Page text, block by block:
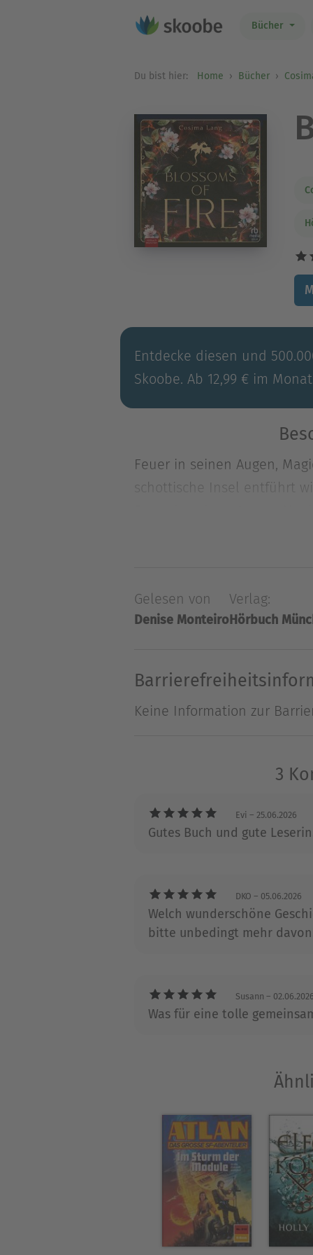
Bücher
Du bist hier: Home Bücher
Entdecke diesen und
Skoobe. Ab 12,99 € im
Feuer in seinen Augen,
schottische Insel entführt
schottische Insel entführt
ihres Lebens - als
Clangeheimnissen und
Schottland.
Über Cosima Lang
Schule hatte sie lieber die
endlich den Mut, auch ihre
Lang auch in Form von
Antike Kulturen und
Gelesen von
Denise Monteiro
Verlag:
Hörbuch
Keine Information zur
3
Evi – 25.06.2026
Gutes Buch und gute
DKO – 05.06.2026
Welch wunderschöne
bitte unbedingt mehr
Susann – 02.06.2026
Was für eine tolle